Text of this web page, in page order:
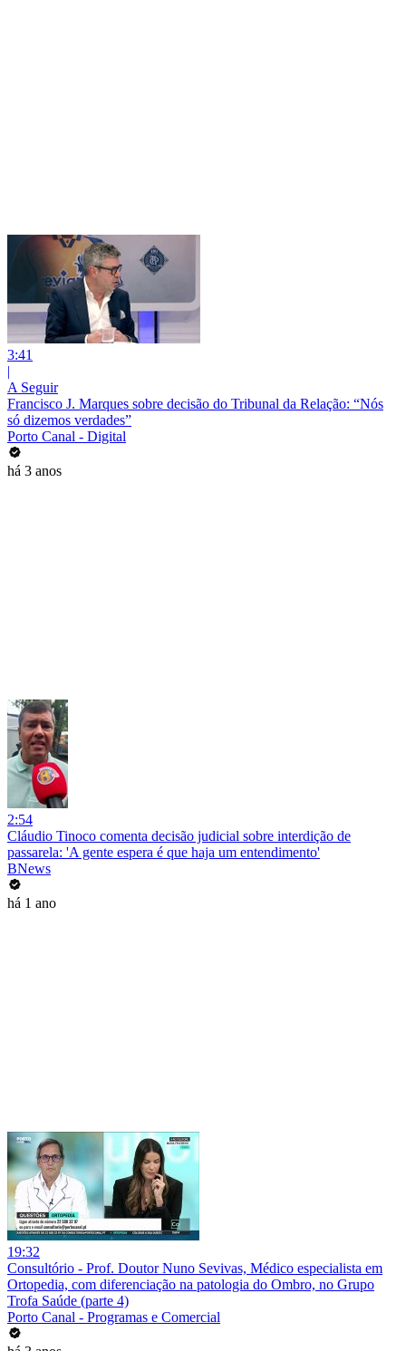
3:41
|
A Seguir
Francisco J. Marques sobre decisão do Tribunal da Relação: “Nós
só dizemos verdades”
Porto Canal - Digital
há 3 anos
2:54
Cláudio Tinoco comenta decisão judicial sobre interdição de
passarela: 'A gente espera é que haja um entendimento'
BNews
há 1 ano
19:32
Consultório - Prof. Doutor Nuno Sevivas, Médico especialista em
Ortopedia, com diferenciação na patologia do Ombro, no Grupo
Trofa Saúde (parte 4)
Porto Canal - Programas e Comercial